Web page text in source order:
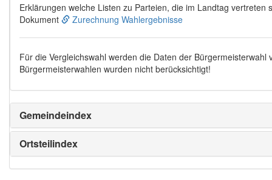
Erklärungen welche Listen zu Parteien, die im Landtag vertreten
Dokument
Zurechnung Wahlergebnisse
Für die Vergleichswahl werden die Daten der Bürgermeisterwahl
Bürgermeisterwahlen wurden nicht berücksichtigt!
Gemeindeindex
Ortsteilindex